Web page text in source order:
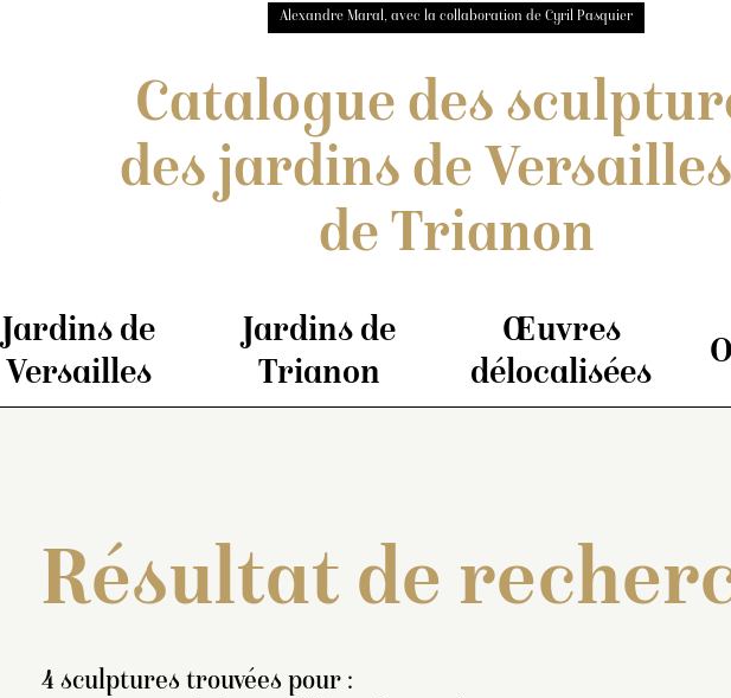
Alexandre Maral, avec la collaboration de Cyril Pasquier
Catalogue des
des jardins de
de Trianon
Jardins de
Versailles
Jardins de
Trianon
Œuvres
délocalisées
Résultat de
4 sculptures trouvées pour :